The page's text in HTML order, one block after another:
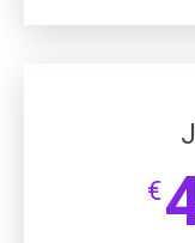
€